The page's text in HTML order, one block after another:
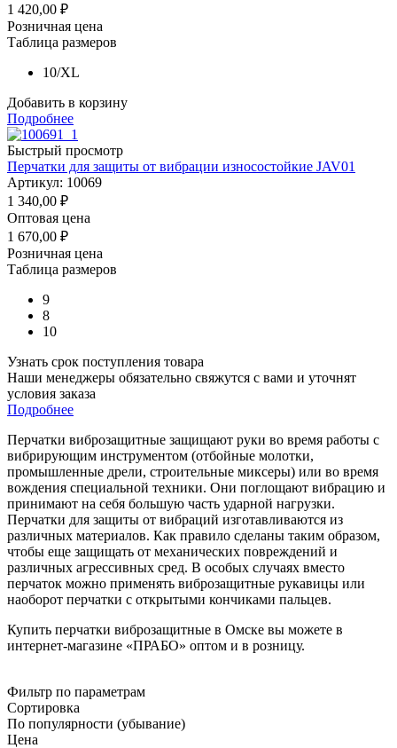
1 420,00 ₽
Розничная цена
Таблица размеров
10/XL
Добавить в корзину
Подробнее
Быстрый просмотр
Перчатки для защиты от вибрации износостойкие JAV01
Артикул: 10069
1 340,00 ₽
Оптовая цена
1 670,00 ₽
Розничная цена
Таблица размеров
9
8
10
Узнать срок поступления товара
Наши менеджеры обязательно свяжутся с вами и уточнят
условия заказа
Подробнее
Перчатки виброзащитные защищают руки во время работы с
вибрирующим инструментом (отбойные молотки,
промышленные дрели, строительные миксеры) или во время
вождения специальной техники. Они поглощают вибрацию и
принимают на себя большую часть ударной нагрузки.
Перчатки для защиты от вибраций изготавливаются из
различных материалов. Как правило сделаны таким образом,
чтобы еще защищать от механических повреждений и
различных агрессивных сред. В особых случаях вместо
перчаток можно применять виброзащитные рукавицы или
наоборот перчатки с открытыми кончиками пальцев.
Купить перчатки виброзащитные в Омске вы можете в
интернет-магазине «ПРАБО» оптом и в розницу.
Фильтр по параметрам
Сортировка
По популярности (убывание)
Цена